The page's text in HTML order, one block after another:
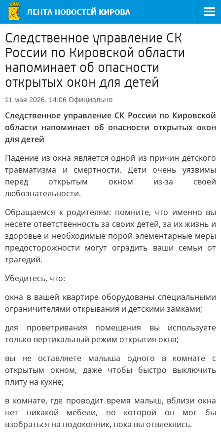
Следственное управление СК
России по Кировской области
напоминает об опасности
открытых окон для детей
11 мая 2026, 14:06 Официально
Следственное управление СК России по Кировской
области напоминает об опасности открытых окон
для детей
Падение из окна является одной из причин детского
травматизма и смертности. Дети очень уязвимы
перед открытым окном из-за своей
любознательности.
Обращаемся к родителям: помните, что именно вы
несете ответственность за своих детей, за их жизнь и
здоровье и необходимые порой элементарные меры
предосторожности могут оградить ваши семьи от
трагедий.
Убедитесь, что:
окна в вашей квартире оборудованы специальными
ограничителями открывания и детскими замками;
для проветривания помещения вы используете
только вертикальный режим открытия окна;
вы не оставляете малыша одного в комнате с
открытым окном, даже чтобы быстро выключить
плиту на кухне;
в комнате, где проводит время малыш, вблизи окна
нет никакой мебели, по которой он мог бы
взобраться на подоконник, пока вы отвлеклись.